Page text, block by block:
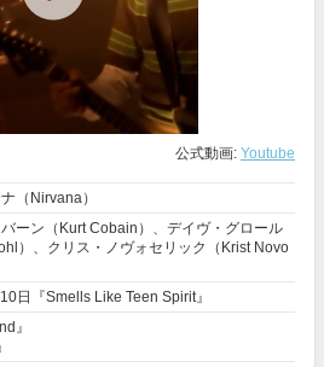
公式動画: Youtube
（Nirvana）
ーン（Kurt Cobain）、デイヴ・グロール
）、クリス・ノヴォセリック（Krist Novo
日『Smells Like Teen Spirit』
』